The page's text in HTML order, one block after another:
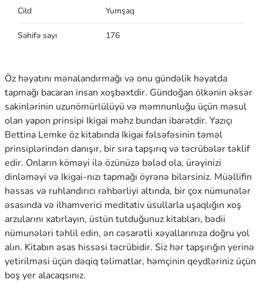
Cild Yumşaq
Səhifə sayı 176
Öz həyatını mənalandırmağı və onu gündəlik həyatda
tapmağı bacaran insan xoşbəxtdir. Gündoğan ölkənin əksər
sakinlərinin uzunömürlülüyü və məmnunluğu üçün məsul
olan yapon prinsipi Ikigai məhz bundan ibarətdir. Yazıçı
Bettina Lemke öz kitabında Ikigai fəlsəfəsinin təməl
prinsiplərindən danışır, bir sıra tapşırıq və təcrübələr təklif
edir. Onların köməyi ilə özünüzə bələd ola, ürəyinizi
dinləməyi və Ikigai-nızı tapmağı öyrənə bilərsiniz. Müəllifin
həssas və ruhlandırıcı rəhbərliyi altında, bir çox nümunələr
əsasında və ilhamverici meditativ üsullarla uşaqlığın xoş
arzularını xatırlayın, üstün tutduğunuz kitabları, bədii
nümunələri təhlil edin, ən cəsarətli xəyallarınıza doğru yol
alın. Kitabın əsas hissəsi təcrübidir. Siz hər tapşırığın yerinə
yetirilməsi üçün dəqiq təlimatlar, həmçinin qeydləriniz üçün
boş yer alacaqsınız.